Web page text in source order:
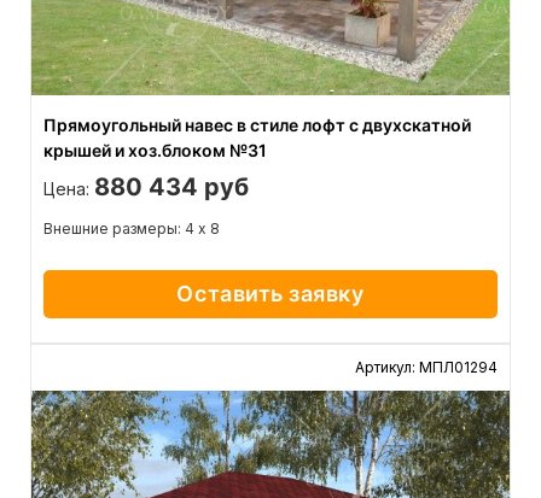
Прямоугольный навес в стиле лофт с двухскатной
крышей и хоз.блоком №31
Цена: 880 434 руб
Внешние размеры: 4 х 8
Оставить заявку
Артикул: МПЛ01294